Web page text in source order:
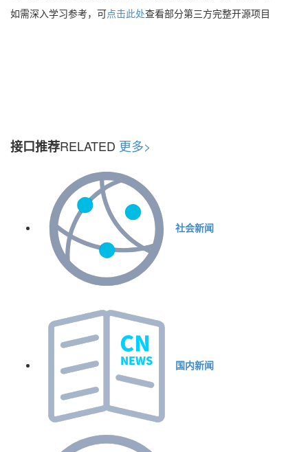
如需深入学习参考，可点击此处查看部分第三方完整开源项目
接口推荐RELATED 更多>
社会新闻
国内新闻